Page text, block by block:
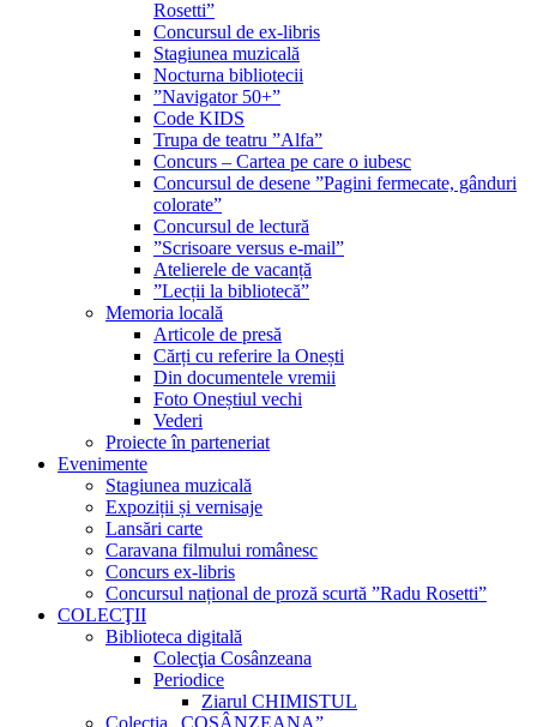
Rosetti”
Concursul de ex-libris
Stagiunea muzicală
Nocturna bibliotecii
”Navigator 50+”
Code KIDS
Trupa de teatru ”Alfa”
Concurs – Cartea pe care o iubesc
Concursul de desene ”Pagini fermecate, gânduri
colorate”
Concursul de lectură
”Scrisoare versus e-mail”
Atelierele de vacanță
”Lecții la bibliotecă”
Memoria locală
Articole de presă
Cărți cu referire la Onești
Din documentele vremii
Foto Oneștiul vechi
Vederi
Proiecte în parteneriat
Evenimente
Stagiunea muzicală
Expoziții și vernisaje
Lansări carte
Caravana filmului românesc
Concurs ex-libris
Concursul național de proză scurtă ”Radu Rosetti”
COLECŢII
Biblioteca digitală
Colecţia Cosânzeana
Periodice
Ziarul CHIMISTUL
Colecția „COSÂNZEANA”